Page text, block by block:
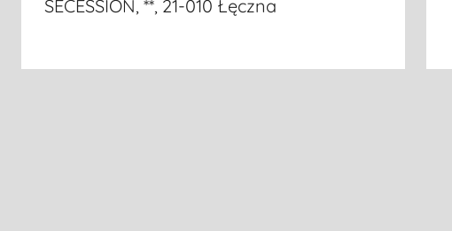
SECESSION, **, 21-010 Łęczna